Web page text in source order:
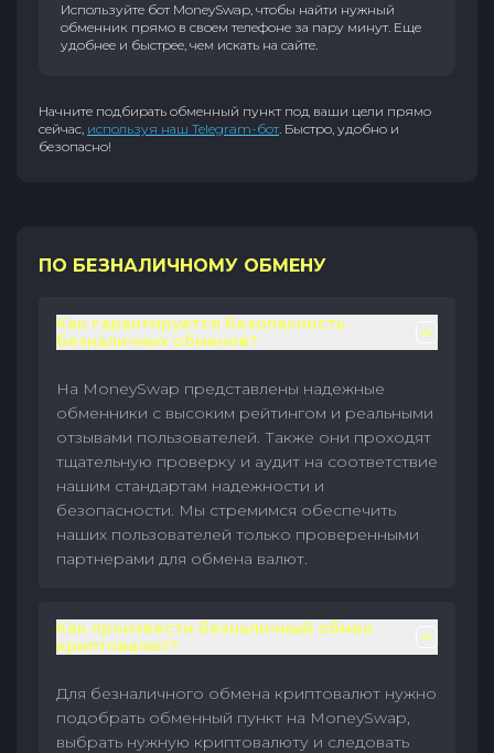
Используйте бот MoneySwap, чтобы найти нужный
обменник прямо в своем телефоне за пару минут. Еще
удобнее и быстрее, чем искать на сайте.
Начните подбирать обменный пункт под ваши цели прямо
сейчас, используя наш Telegram-бот. Быстро, удобно и
безопасно!
ПО БЕЗНАЛИЧНОМУ ОБМЕНУ
Как гарантируется безопасность
безналичных обменов?
На MoneySwap представлены надежные
обменники с высоким рейтингом и реальными
отзывами пользователей. Также они проходят
тщательную проверку и аудит на соответствие
нашим стандартам надежности и
безопасности. Мы стремимся обеспечить
наших пользователей только проверенными
партнерами для обмена валют.
Как произвести безналичный обмен
криптовалют?
Для безналичного обмена криптовалют нужно
подобрать обменный пункт на MoneySwap,
выбрать нужную криптовалюту и следовать